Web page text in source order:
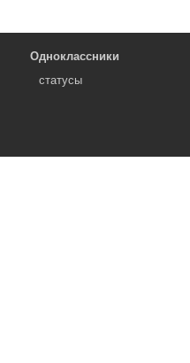
Одноклассники
статусы